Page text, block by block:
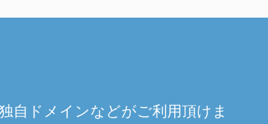
自ドメインなどがご利用頂けま